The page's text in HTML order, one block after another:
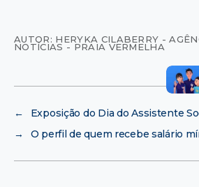
AUTOR: HERYKA CILABERRY -
NOTÍCIAS - PRAIA VERMELHA
←
Exposição do Dia do Assistente
→
O perfil de quem recebe salário